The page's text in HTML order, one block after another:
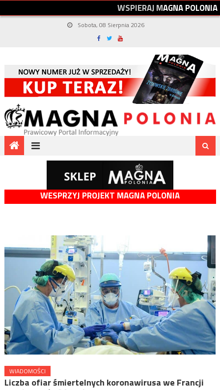
WSPIERAJMAGNAPOLONIA
Sobota, 08 Sierpnia 2026
WESPRZYJ PROJEKT MAGNA POLONIA
WIADOMOŚCI
Liczba ofiar śmiertelnych koronawirusa we Francji